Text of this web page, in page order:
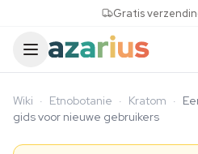
Gratis
Wiki · Etnobotanie · Kratom ·
gids voor nieuwe gebruikers